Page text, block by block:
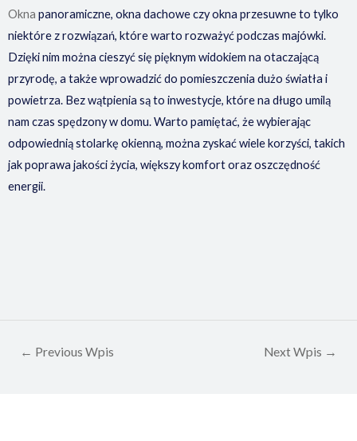
Okna panoramiczne, okna dachowe czy okna przesuwne to tylko
niektóre z rozwiązań, które warto rozważyć podczas majówki.
Dzięki nim można cieszyć się pięknym widokiem na otaczającą
przyrodę, a także wprowadzić do pomieszczenia dużo światła i
powietrza. Bez wątpienia są to inwestycje, które na długo umilą
nam czas spędzony w domu. Warto pamiętać, że wybierając
odpowiednią stolarkę okienną, można zyskać wiele korzyści, takich
jak poprawa jakości życia, większy komfort oraz oszczędność
energii.
← Previous Wpis Next Wpis →